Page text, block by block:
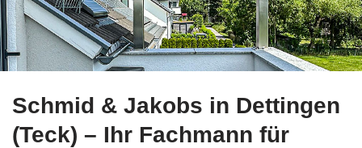
Schmid & Jakobs in Dettingen
(Teck) – Ihr Fachmann für